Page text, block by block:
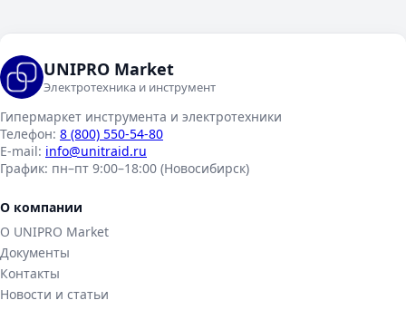
UNIPRO Market
Электротехника и инструмент
Гипермаркет инструмента и электротехники
Телефон: 8 (800) 550-54-80
E-mail: info@unitraid.ru
График: пн–пт 9:00–18:00 (Новосибирск)
О компании
О UNIPRO Market
Документы
Контакты
Новости и статьи